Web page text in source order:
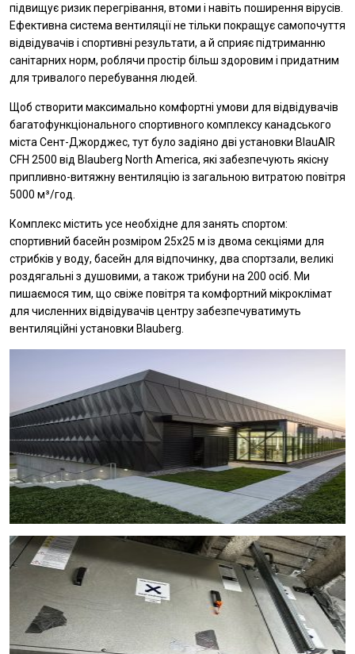
підвищує ризик перегрівання, втоми і навіть поширення вірусів.
Ефективна система вентиляції не тільки покращує самопочуття
відвідувачів і спортивні результати, а й сприяє підтриманню
санітарних норм, роблячи простір більш здоровим і придатним
для тривалого перебування людей.
Щоб створити максимально комфортні умови для відвідувачів
багатофункціонального спортивного комплексу канадського
міста Сент-Джорджес, тут було задіяно дві установки BlauAIR
CFH 2500 від Blauberg North America, які забезпечують якісну
припливно-витяжну вентиляцію із загальною витратою повітря
5000 м³/год.
Комплекс містить усе необхідне для занять спортом:
спортивний басейн розміром 25х25 м із двома секціями для
стрибків у воду, басейн для відпочинку, два спортзали, великі
роздягальні з душовими, а також трибуни на 200 осіб. Ми
пишаємося тим, що свіже повітря та комфортний мікроклімат
для численних відвідувачів центру забезпечуватимуть
вентиляційні установки Blauberg.